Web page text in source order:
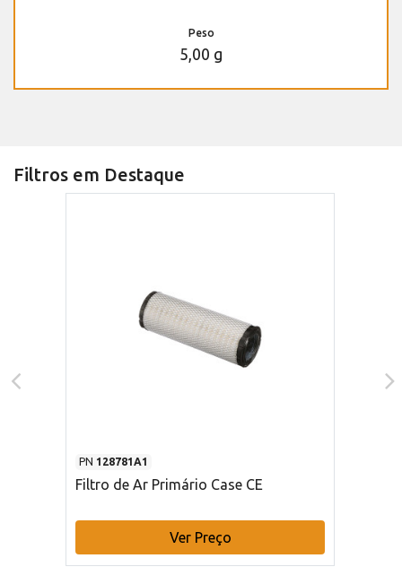
Peso
5,00 g
Filtros em Destaque
PN 128781A1
Filtro de Ar Primário Case CE
Ver Preço